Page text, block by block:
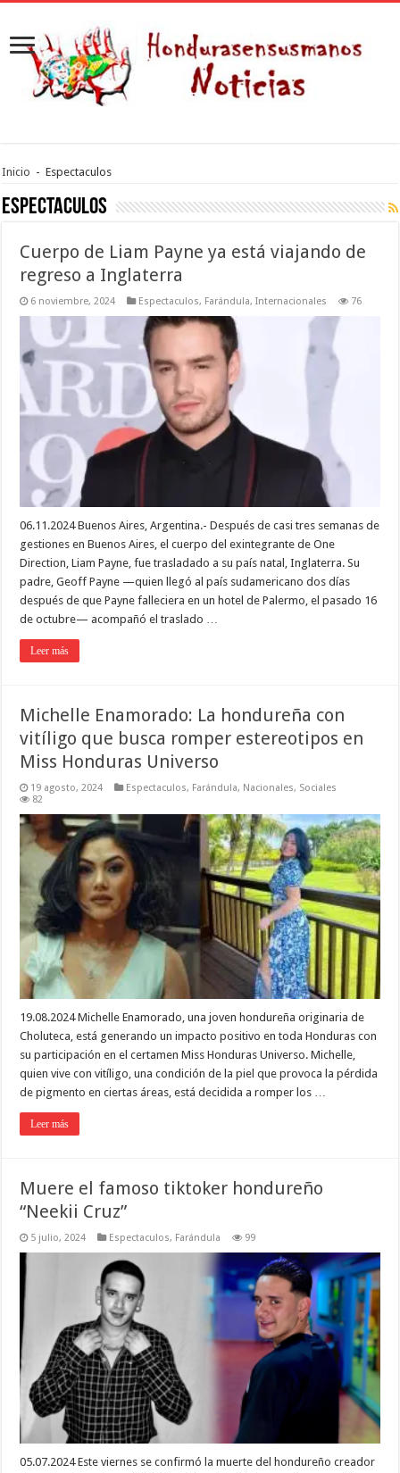
Inicio - Espectaculos
Espectaculos
Cuerpo de Liam Payne ya está viajando de
regreso a Inglaterra
6 noviembre, 2024 Espectaculos, Farándula,Internacionales 76
06.11.2024 Buenos Aires, Argentina.- Después de casi tres semanas de
gestiones en Buenos Aires, el cuerpo del exintegrante de One
Direction, Liam Payne, fue trasladado a su país natal, Inglaterra. Su
padre, Geoff Payne —quien llegó al país sudamericano dos días
después de que Payne falleciera en un hotel de Palermo, el pasado 16
de octubre— acompañó el traslado …
Leer más
Michelle Enamorado: La hondureña con
vitíligo que busca romper estereotipos en
Miss Honduras Universo
19 agosto, 2024 Espectaculos, Farándula, Nacionales, Sociales
82
19.08.2024 Michelle Enamorado, una joven hondureña originaria de
Choluteca, está generando un impacto positivo en toda Honduras con
su participación en el certamen Miss Honduras Universo. Michelle,
quien vive con vitíligo, una condición de la piel que provoca la pérdida
de pigmento en ciertas áreas, está decidida a romper los …
Leer más
Muere el famoso tiktoker hondureño
“Neekii Cruz”
5 julio, 2024 Espectaculos, Farándula 99
05.07.2024 Este viernes se confirmó la muerte del hondureño creador